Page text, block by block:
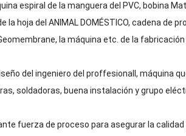
espiral de la manguera del PVC, bobina
la hoja del ANIMAL DOMÉSTICO, cadena de
la máquina etc. de la
del ingeniero del proffesionall, máquina
soldadoras, buena instalación y grupo
fuerza de proceso para asegurar la